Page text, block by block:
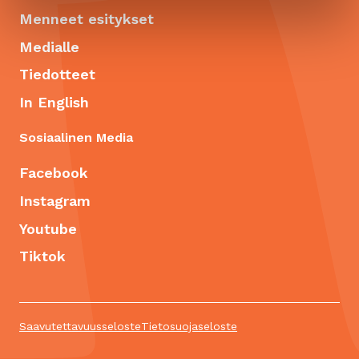
Menneet esitykset
Medialle
Tiedotteet
In English
Sosiaalinen Media
Facebook
Instagram
Youtube
Tiktok
SaavutettavuusselosteTietosuojaseloste